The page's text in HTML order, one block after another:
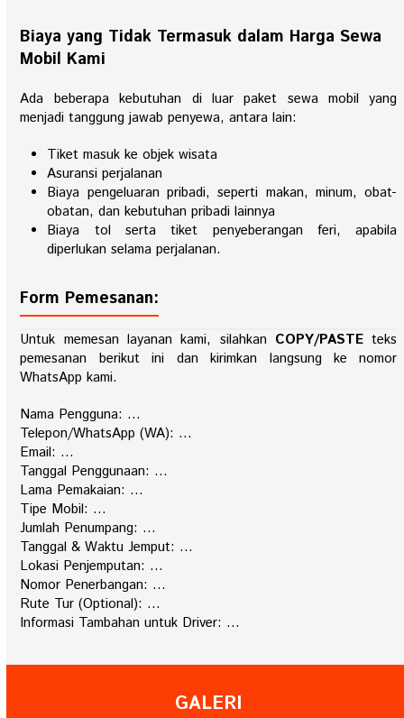
Biaya yang Tidak Termasuk dalam Harga Sewa
Mobil Kami
Ada beberapa kebutuhan di luar paket sewa mobil yang
menjadi tanggung jawab penyewa, antara lain:
Tiket masuk ke objek wisata
Asuransi perjalanan
Biaya pengeluaran pribadi, seperti makan, minum, obat-
obatan, dan kebutuhan pribadi lainnya
Biaya tol serta tiket penyeberangan feri, apabila
diperlukan selama perjalanan.
Form Pemesanan:
Untuk memesan layanan kami, silahkan COPY/PASTE teks
pemesanan berikut ini dan kirimkan langsung ke nomor
WhatsApp kami.
Nama Pengguna: …
Telepon/WhatsApp (WA): …
Email: …
Tanggal Penggunaan: …
Lama Pemakaian: …
Tipe Mobil: …
Jumlah Penumpang: …
Tanggal & Waktu Jemput: …
Lokasi Penjemputan: …
Nomor Penerbangan: …
Rute Tur (Optional): …
Informasi Tambahan untuk Driver: …
GALERI